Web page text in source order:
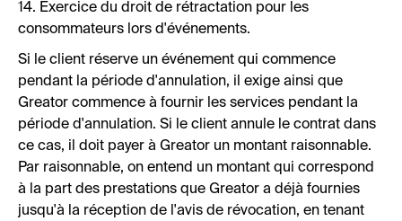
14. Exercice du droit de rétractation pour les
consommateurs lors d'événements.
Si le client réserve un événement qui commence
pendant la période d'annulation, il exige ainsi que
Greator commence à fournir les services pendant la
période d'annulation. Si le client annule le contrat dans
ce cas, il doit payer à Greator un montant raisonnable.
Par raisonnable, on entend un montant qui correspond
à la part des prestations que Greator a déjà fournies
jusqu'à la réception de l'avis de révocation, en tenant